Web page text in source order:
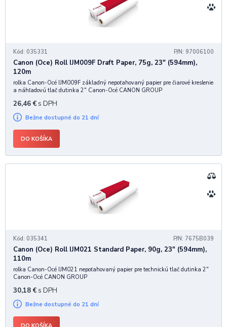
Kód: 035331 P/N: 97006100
Canon (Oce) Roll IJM009F Draft Paper, 75g, 23" (594mm),
120m
rolka Canon-Océ IJM009F základný nepoťahovaný papier pre čiarové kreslenie
a náhľadovú tlač dutinka 2" Canon-Océ CANON GROUP
26,46 € s DPH
Bežne dostupné do 21 dní
DO KOŠÍKA
Kód: 035341 P/N: 7675B039
Canon (Oce) Roll IJM021 Standard Paper, 90g, 23" (594mm),
110m
rolka Canon-Océ IJM021 nepoťahovaný papier pre technickú tlač dutinka 2"
Canon-Océ CANON GROUP
30,18 € s DPH
Bežne dostupné do 21 dní
DO KOŠÍKA